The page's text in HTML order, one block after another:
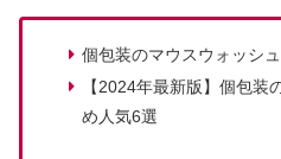
個包装のマウスウォッシ
【2024年最新版】個包装
め人気6選